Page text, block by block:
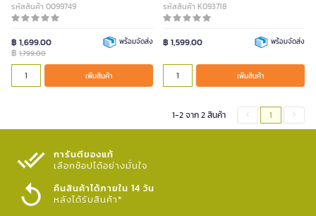
รหัสสินค้า 0099749
฿ 1,699.00
฿ 1,799.00
พร้อมจัดส่ง
เพิ่มสินค้า
รหัสสินค้า K093718
฿ 1,599.00 พร้อมจัดส่ง
เพิ่มสินค้า
1-2 จาก 2 สินค้า 1
การันตีของแท้
เลือกช้อปได้อย่างมั่นใจ​
คืนสินค้าได้ภายใน 14 วัน
หลังได้รับสินค้า*